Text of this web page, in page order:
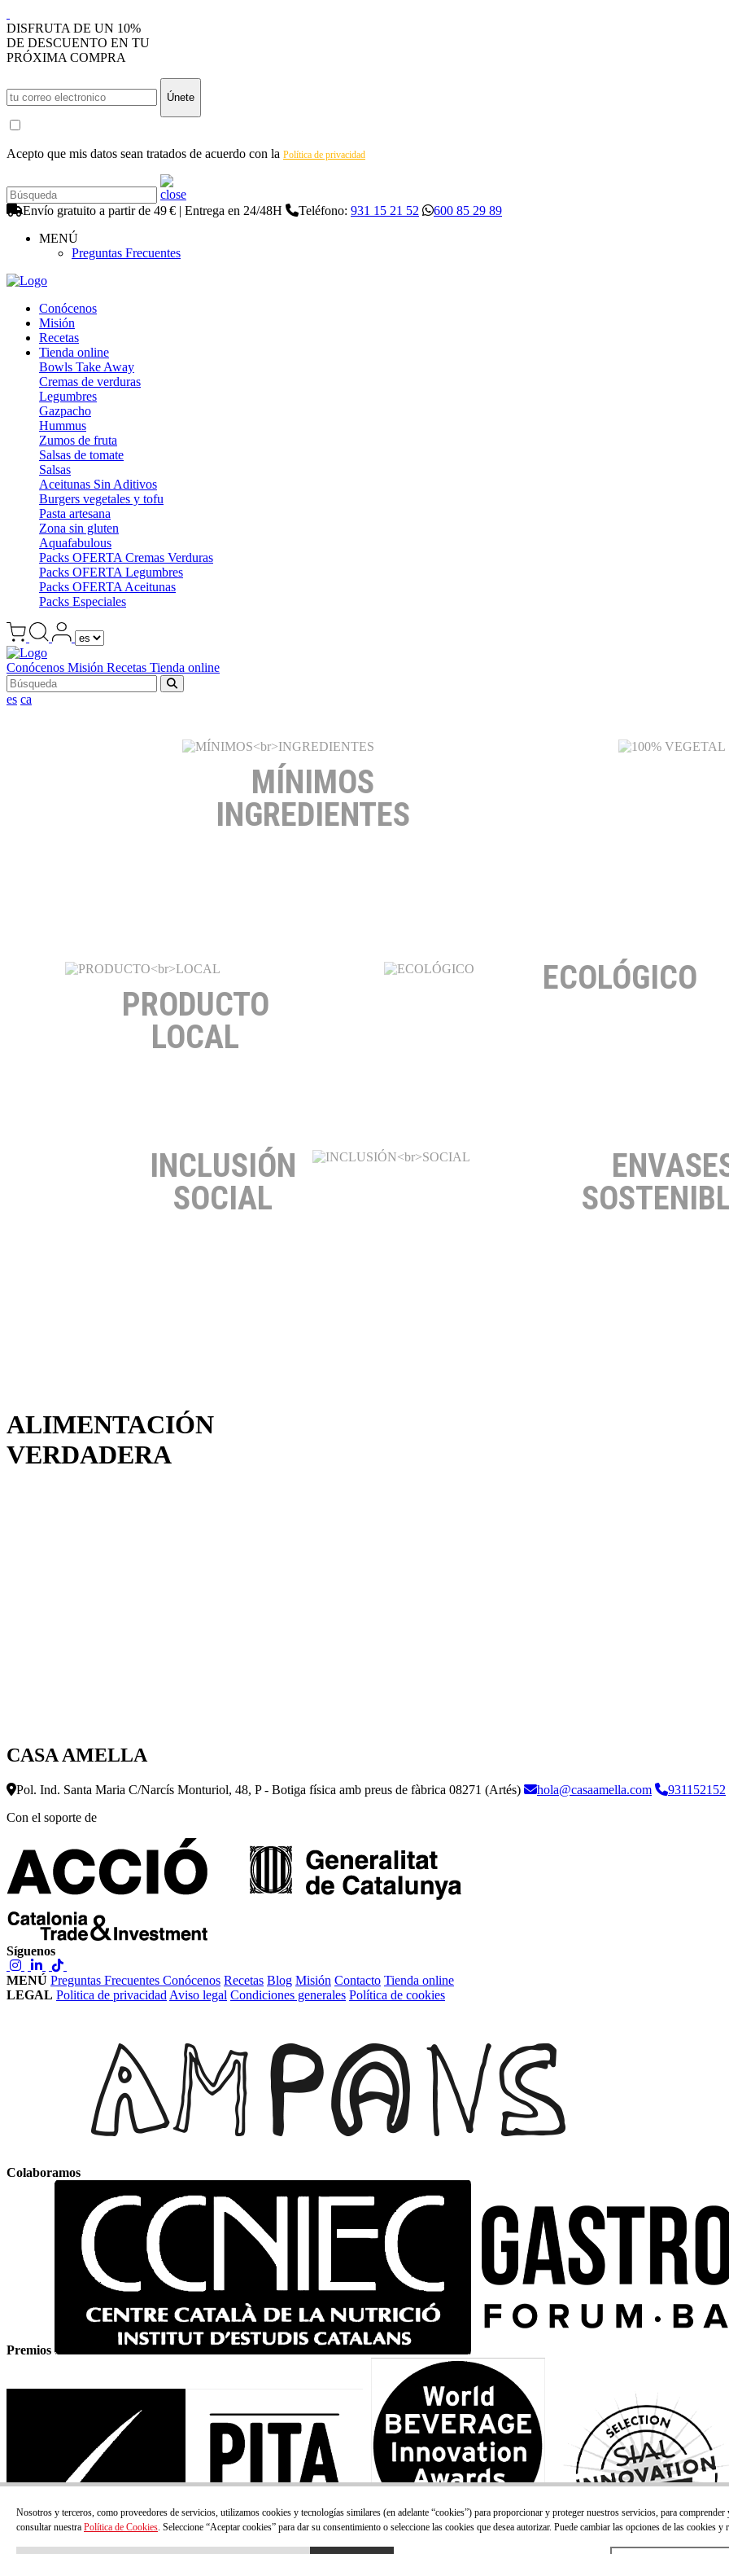
DISFRUTA DE UN 10%
DE DESCUENTO EN TU
PRÓXIMA COMPRA
Únete
Acepto que mis datos sean tratados de acuerdo con la Política de privacidad
Envío gratuito a partir de 49 € | Entrega en 24/48H Teléfono: 931 15 21 52
600 85 29 89
MENÚ
Preguntas Frecuentes
Conócenos
Misión
Recetas
Tienda online
Bowls Take Away
Cremas de verduras
Legumbres
Gazpacho
Hummus
Zumos de fruta
Salsas de tomate
Salsas
Aceitunas Sin Aditivos
Burgers vegetales y tofu
Pasta artesana
Zona sin gluten
Aquafabulous
Packs OFERTA Cremas Verduras
Packs OFERTA Legumbres
Packs OFERTA Aceitunas
Packs Especiales
Conócenos Misión Recetas Tienda online
es ca
MÍNIMOS
INGREDIENTES
PRODUCTO
LOCAL
ECOLÓGICO
INCLUSIÓN
SOCIAL
ALIMENTACIÓN
VERDADERA
CASA AMELLA
Pol. Ind. Santa Maria C/Narcís Monturiol, 48, P - Botiga física amb preus de fàbrica 08271 (Artés) hola@casaamella.com 931152152
Con el soporte de
Síguenos
MENÚ Preguntas Frecuentes Conócenos Recetas Blog Misión Contacto Tienda online
LEGAL Politica de privacidad Aviso legal Condiciones generales Política de cookies
Colaboramos
Premios
Nosotros y terceros, como proveedores de servicios, utilizamos cookies y tecnologías similares (en adelante “cookies”) para proporcionar y proteger nuestros servicios, para
consultar nuestra Política de Cookies. Seleccione “Aceptar cookies” para dar su consentimiento o seleccione las cookies que desea autorizar. Puede cambiar las opciones de las cookies